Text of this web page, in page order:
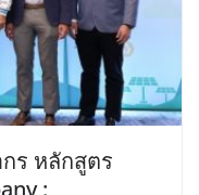
กร หลักสูตร
: